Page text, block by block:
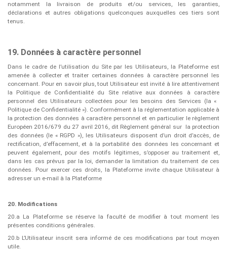
notamment la livraison de produits et/ou services, les garanties,
déclarations et autres obligations quelconques auxquelles ces tiers sont
tenus.
19. Données à caractère personnel
Dans le cadre de l’utilisation du Site par les Utilisateurs, la Plateforme est
amenée à collecter et traiter certaines données à caractère personnel les
concernant. Pour en savoir plus, tout Utilisateur est invité à lire attentivement
la ​Politique de Confidentialité du Site relative aux données à caractère
personnel des Utilisateurs collectées pour les besoins des Services (la « ​
Politique de Confidentialité​​ »). Conformément à la réglementation applicable à
la protection des données à caractère personnel et en particulier le règlement
Européen 2016/679 du 27 avril 2016, dit Règlement général sur la protection
des données (le « ​RGPD​​ »), les Utilisateurs disposent d’un droit d’accès, de
rectification, d’effacement, et à la portabilité des données les concernant et
peuvent également, pour des motifs légitimes, s’opposer au traitement et,
dans les cas prévus par la loi, demander la limitation du traitement de ces
données. Pour exercer ces droits, la Plateforme invite chaque Utilisateur à
adresser un e-mail à la Plateforme
20. Modifications
20.a La Plateforme se réserve la faculté de modifier à tout moment les
présentes conditions générales.
20.b L’Utilisateur inscrit sera informé de ces modifications par tout moyen
utile.